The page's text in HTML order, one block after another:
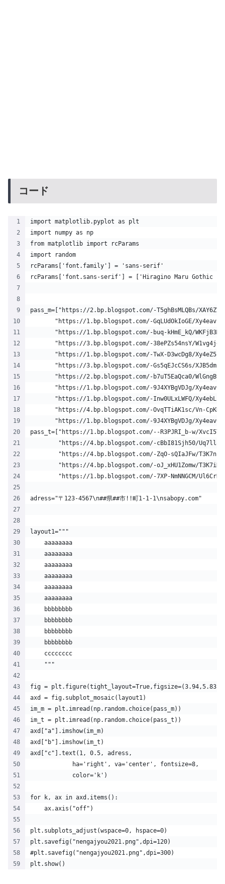
コード
import matplotlib.pyplot as plt
import numpy as np
from matplotlib import rcParams
import random
rcParams['font.family'] = 'sans-serif'
rcParams['font.sans-serif'] = ['Hiragino Maru Gothic
pass_m=["https://2.bp.blogspot.com/-T5ghBsMLQBs/
"https://1.bp.blogspot.com/-GqLUdOkIoGE/
"https://1.bp.blogspot.com/-buq-kHmE_kQ/
"https://3.bp.blogspot.com/-38ePZs54nsY/
"https://1.bp.blogspot.com/-TwX-D3wcDg8/
"https://3.bp.blogspot.com/-Gs5qEJcCS6s/
"https://2.bp.blogspot.com/-b7uT5EaQca0/
"https://1.bp.blogspot.com/-9J4XYBgVDJg/
"https://1.bp.blogspot.com/-Inw0ULxLWFQ/
"https://4.bp.blogspot.com/-OvqTTiAK1sc/Vn-
"https://1.bp.blogspot.com/-9J4XYBgVDJg/
pass_t=["https://1.bp.blogspot.com/--R3PJRI_b-w/XvcI5TatI2I/
"https://4.bp.blogspot.com/-cBbI81Sjh50/
"https://4.bp.blogspot.com/-ZqO-sQIaJFw/
"https://4.bp.blogspot.com/-oJ_xHU1Zomw/
"https://1.bp.blogspot.com/-7XP-NmNNGCM/
adress="〒123-4567\n##県##市!!町1-1-1\nsabopy.com"
layout1="""
    aaaaaaaa
    aaaaaaaa
    aaaaaaaa
    aaaaaaaa
    aaaaaaaa
    aaaaaaaa
    bbbbbbbb
    bbbbbbbb
    bbbbbbbb
    bbbbbbbb
    cccccccc
    """
fig =
axd = fig.subplot_mosaic(layout1)
im_m = plt.imread(np.random.choice(pass_m))
im_t = plt.imread(np.random.choice(pass_t))
axd["a"].imshow(im_m)
axd["b"].imshow(im_t)
axd["c"].text(1, 0.5, adress,
            ha='right', va='center', fontsize=8,
            color='k')
for k, ax in axd.items():
    ax.axis("off")
plt.subplots_adjust(wspace=0, hspace=0)
plt.savefig("nengajyou2021.png",dpi=120)
#plt.savefig("nengajyou2021.png",dpi=300)
plt.show()